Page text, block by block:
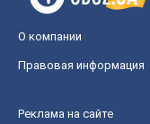
О компании
Правовая информация
Реклама на сайте